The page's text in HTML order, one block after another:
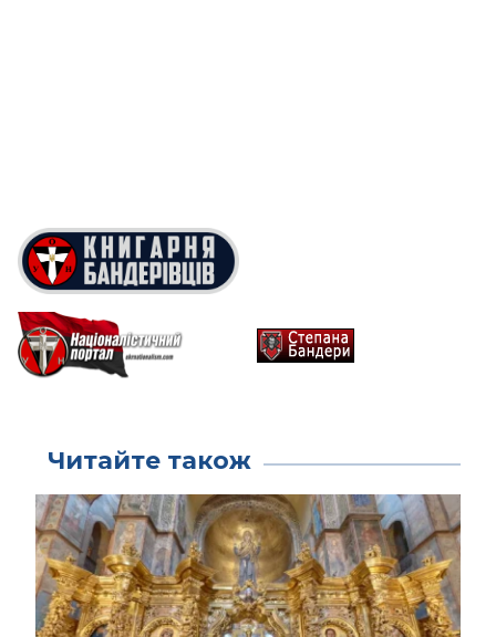
Читайте також